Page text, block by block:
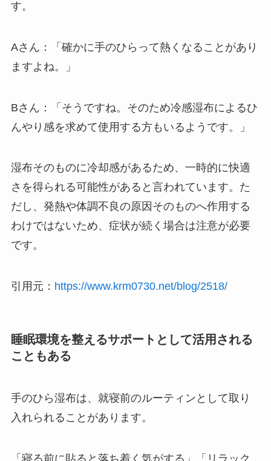
す。
Aさん：「確かに手のひらって熱くなることがあり
ますよね。」
Bさん：「そうですね。そのため冷感湿布によるひ
んやり感を求めて使用する方もいるようです。」
湿布そのものに冷却感があるため、一時的に快適
さを得られる可能性があると言われています。た
だし、発熱や体調不良の原因そのものへ作用する
わけではないため、症状が続く場合は注意が必要
です。
引用元： https://www.krm0730.net/blog/2518/
睡眠環境を整えるサポートとして活用される
こともある
手のひら湿布は、就寝前のルーティンとして取り
入れられることがあります。
「寝る前に貼ると落ち着く気がする」「リラック